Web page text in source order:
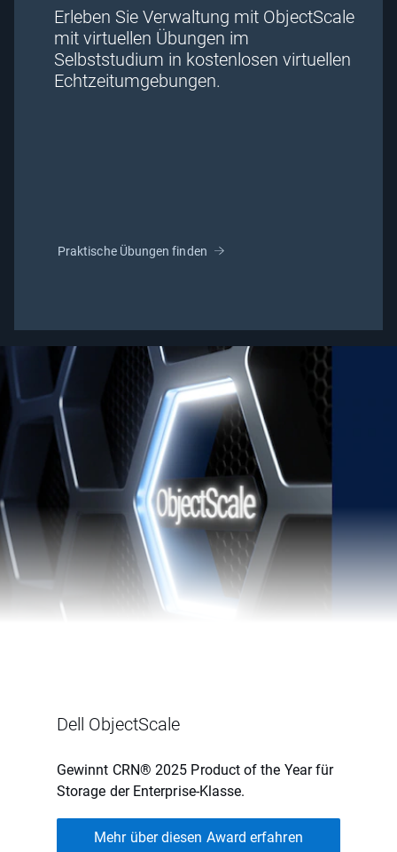
Erleben Sie Verwaltung mit ObjectScale
mit virtuellen Übungen im
Selbststudium in kostenlosen virtuellen
Echtzeitumgebungen.
Praktische Übungen finden
Dell ObjectScale
Gewinnt CRN® 2025 Product of the Year für
Storage der Enterprise-Klasse.
Mehr über diesen Award erfahren